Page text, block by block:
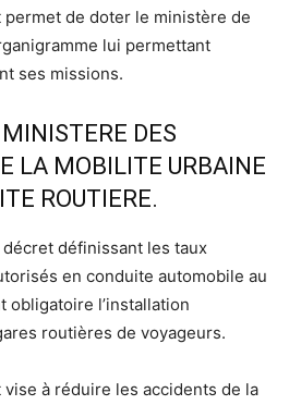
permet de doter le ministère de
lui permettant
ses missions.
DES
LA MOBILITE URBAINE
ROUTIERE.
définissant les taux
en conduite automobile au
obligatoire l’installation
routières de voyageurs.
vise à réduire les accidents de la